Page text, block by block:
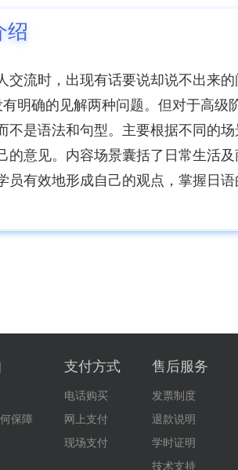
绍
流时，出现有话要说却说不出来
明确的见解两种问题。但对于高级
是语法和句型。主要根据不同的
意见。内容场景囊括了日常生活及
有效地形成自己的观点，掌握日语
保障
支付方式
电话购买
网上支付
现场支付
售后服务
发票制度
退款说明
学时证明
技术支持